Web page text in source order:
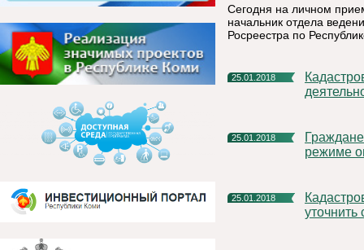
Сегодня на личном
начальник отдела
Росреестра по
25.01.2018
Кадастровая палата провела мониторинг качества
25.01.2018
Граждане и организации могут получить услуги Росреестра в
режиме
25.01.2018
Кадастровая палата рекомендует землепользователям
уточнить